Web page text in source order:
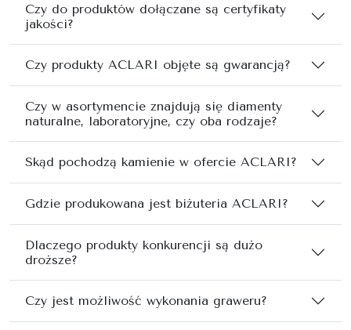
Czy do produktów dołączane są certyfikaty
jakości?
Czy produkty ACLARI objęte są gwarancją?
Czy w asortymencie znajdują się diamenty
naturalne, laboratoryjne, czy oba rodzaje?
Skąd pochodzą kamienie w ofercie ACLARI?
Gdzie produkowana jest biżuteria ACLARI?
Dlaczego produkty konkurencji są dużo
droższe?
Czy jest możliwość wykonania graweru?